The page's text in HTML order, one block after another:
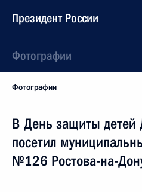
Президент России
Фотографии
Фотографии
В День защиты
посетил
№126 Ростова-на-